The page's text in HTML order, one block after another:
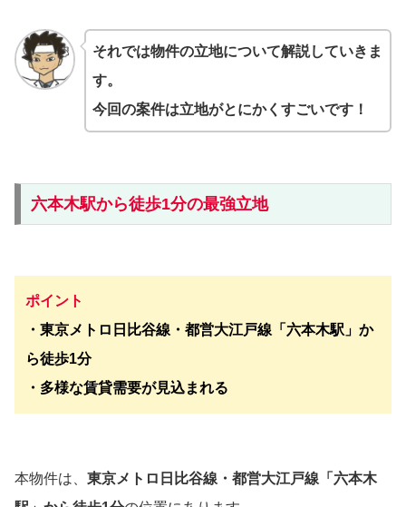
それでは物件の立地について解説していきま
す。
今回の案件は立地がとにかくすごいです！
六本木駅から徒歩1分の最強立地
ポイント
・ 東京メトロ日比谷線・都営大江戸線「六本木駅」か
ら徒歩1分
・ 多様な賃貸需要が見込まれる
本物件は、 東京メトロ日比谷線・都営大江戸線「六本木